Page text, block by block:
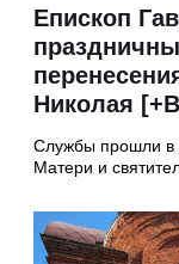
Епископ
Николая
Службы прошли в
Матери и